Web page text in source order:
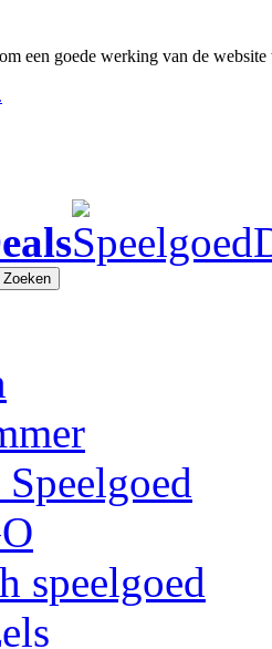
een goede werking van de
Zoeken
speelgoed